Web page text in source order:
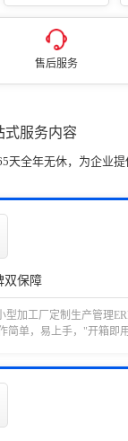
售后服务
式服务内容
天全年无休，为企业
双保障
型加工厂定制生产管理
简单，易上手，"开箱即用